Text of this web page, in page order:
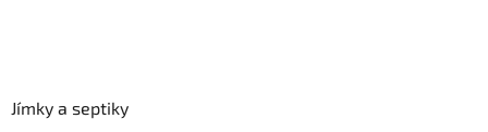
Jímky a septiky